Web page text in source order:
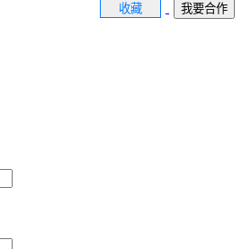
收藏 我要合作